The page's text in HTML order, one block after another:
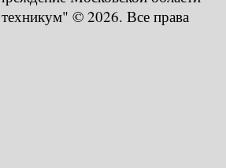
© 2026. Все права